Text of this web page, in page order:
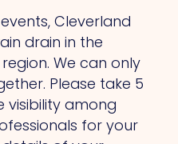
Cleverland
drain in the
We can only
Please take 5
visibility among
for your